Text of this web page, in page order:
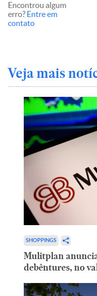
Encontrou algum
erro? Entre em
contato
Veja mais
SHOPPINGS
Mulitplan anuncia
debêntures, no